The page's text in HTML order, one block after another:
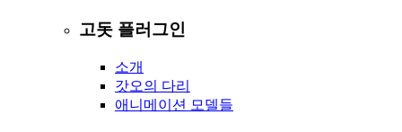
고돗 플러그인
소개
갓오의 다리
애니메이션 모델들